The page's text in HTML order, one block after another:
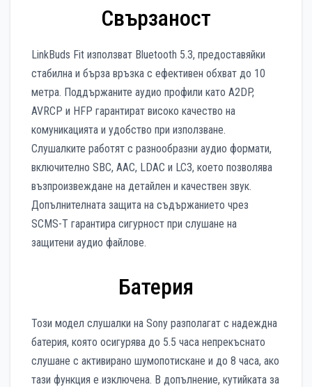
Свързаност
LinkBuds Fit използват Bluetooth 5.3, предоставяйки
стабилна и бърза връзка с ефективен обхват до 10
метра. Поддържаните аудио профили като A2DP,
AVRCP и HFP гарантират високо качество на
комуникацията и удобство при използване.
Слушалките работят с разнообразни аудио формати,
включително SBC, AAC, LDAC и LC3, което позволява
възпроизвеждане на детайлен и качествен звук.
Допълнителната защита на съдържанието чрез
SCMS-T гарантира сигурност при слушане на
защитени аудио файлове.
Батерия
Този модел слушалки на Sony разполагат с надеждна
батерия, която осигурява до 5.5 часа непрекъснато
слушане с активирано шумопотискане и до 8 часа, ако
тази функция е изключена. В допълнение, кутийката за